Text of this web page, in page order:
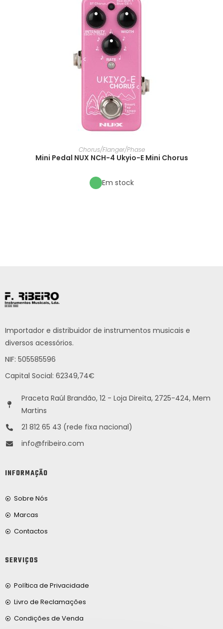
Chorus/Flanger/Phase
Mini Pedal NUX NCH-4 Ukyio-E Mini Chorus
Em stock
Importador e distribuidor de instrumentos musicais e
diversos acessórios.
NIF: 505585596
Capital Social: 62349,74€
Praceta Raúl Brandão, 12 - Loja Direita, 2725-424, Mem
Martins
21 812 65 43 (rede fixa nacional)
info@fribeiro.com
INFORMAÇÃO
Sobre Nós
Marcas
Contactos
SERVIÇOS
Política de Privacidade
Livro de Reclamações
Condições de Venda